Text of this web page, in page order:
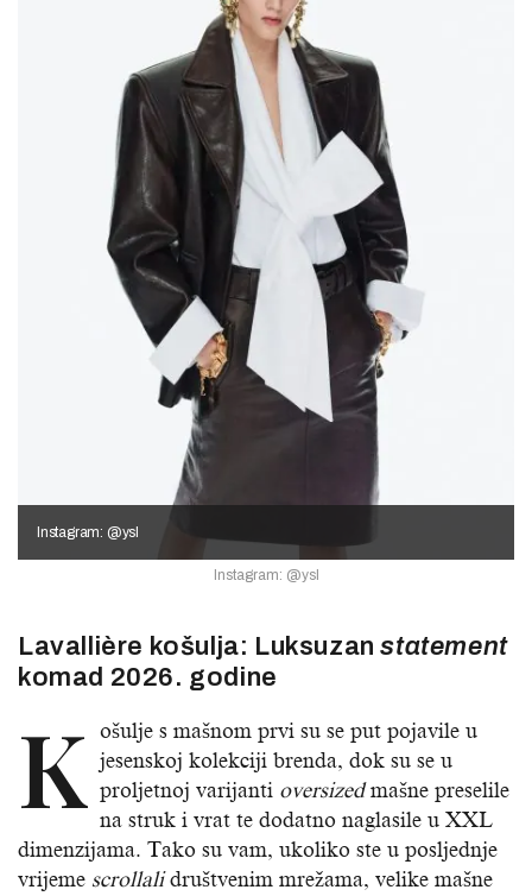
Instagram: @ysl
Instagram: @ysl
Lavallière košulja: Luksuzanstatement
komad 2026. godine
K ošulje s mašnom prvi su se put pojavile u
jesenskoj kolekciji brenda, dok su se u
proljetnoj varijanti oversizedmašne preselile
na struk i vrat te dodatno naglasile u XXL
dimenzijama. Tako su vam, ukoliko ste u posljednje
vrijeme scrollalidruštvenim mrežama, velike mašne